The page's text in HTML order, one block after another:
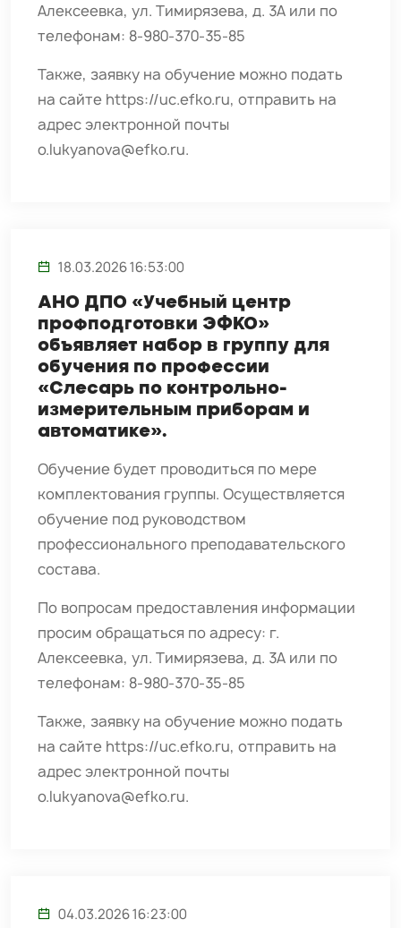
Алексеевка, ул. Тимирязева, д. 3А или по
телефонам: 8-980-370-35-85
Также, заявку на обучение можно подать
на сайте https://uc.efko.ru, отправить на
адрес электронной почты
o.lukyanova@efko.ru.
18.03.2026 16:53:00
АНО ДПО «Учебный центр
профподготовки ЭФКО»
объявляет набор в группу для
обучения по профессии
«Слесарь по контрольно-
измерительным приборам и
автоматике».
Обучение будет проводиться по мере
комплектования группы. Осуществляется
обучение под руководством
профессионального преподавательского
состава.
По вопросам предоставления информации
просим обращаться по адресу: г.
Алексеевка, ул. Тимирязева, д. 3А или по
телефонам: 8-980-370-35-85
Также, заявку на обучение можно подать
на сайте https://uc.efko.ru, отправить на
адрес электронной почты
o.lukyanova@efko.ru.
04.03.2026 16:23:00